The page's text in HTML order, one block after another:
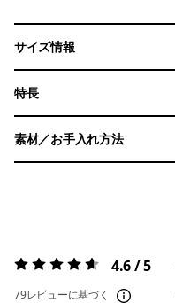
サイズ情報
特長
素材／お手入れ方法
評価:4.6 / 5 4.6 / 5
79レビューに基づく